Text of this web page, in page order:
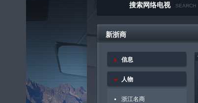
搜索网络电视
SEARCH
新浙商
信息
人物
浙江名商